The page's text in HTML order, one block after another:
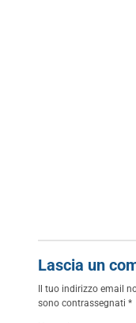
Lascia un
Il tuo indirizzo email
sono contrassegnati *